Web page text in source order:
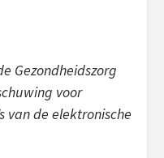
Gezondheidszorg
voor
van de elektronische